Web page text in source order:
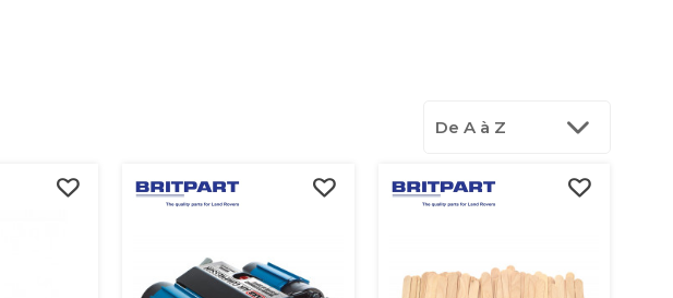
De A à Z